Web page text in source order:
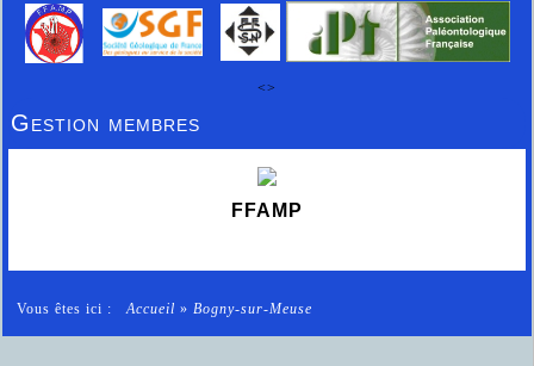
<>
Gestion membres
FFAMP
Vous êtes ici : Accueil » Bogny-sur-Meuse